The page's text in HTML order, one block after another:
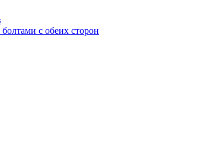
с обеих сторон